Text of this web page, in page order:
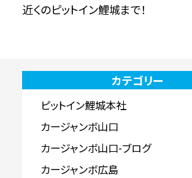
近くのピットイン鯉城まで！
カテゴリー
ピットイン鯉城本社
カージャンボ山口
カージャンボ山口-ブログ
カージャンボ広島